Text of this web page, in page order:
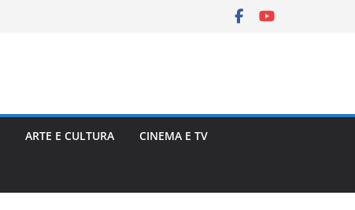
ARTE E CULTURA CINEMA E TV